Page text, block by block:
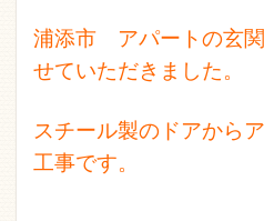
浦添市 アパートの玄
せていただきました。
スチール製のドアから
工事です。